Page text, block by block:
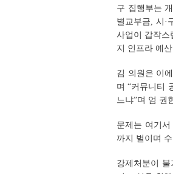
구 집행부는
별교부금, 시·
사업이 갑작스
지 인프라 예
김 의원은 이
며 “커뮤니티
느냐”며 엄 권
문제는 여기
까지 벌이며
강제처분이